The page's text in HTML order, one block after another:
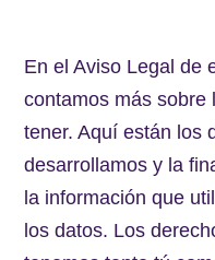
En el Aviso Legal de
contamos más sobre
tener. Aquí están los
desarrollamos y la
la información que
los datos. Los